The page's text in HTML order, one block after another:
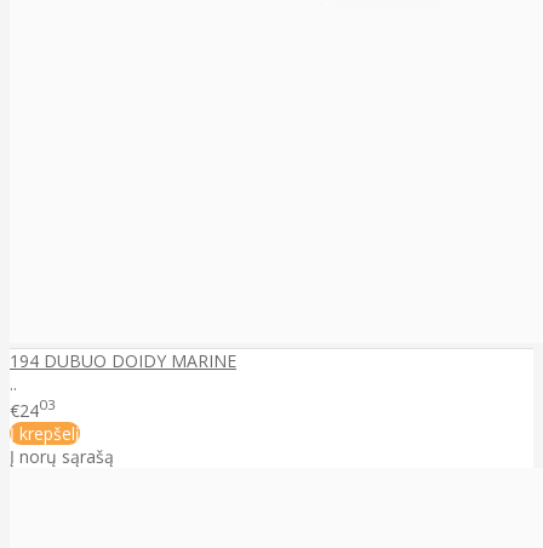
194 DUBUO DOIDY MARINE
..
€2403
Į krepšelį
Į norų sąrašą